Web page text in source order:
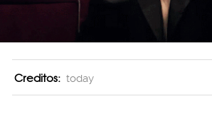
Creditos: today